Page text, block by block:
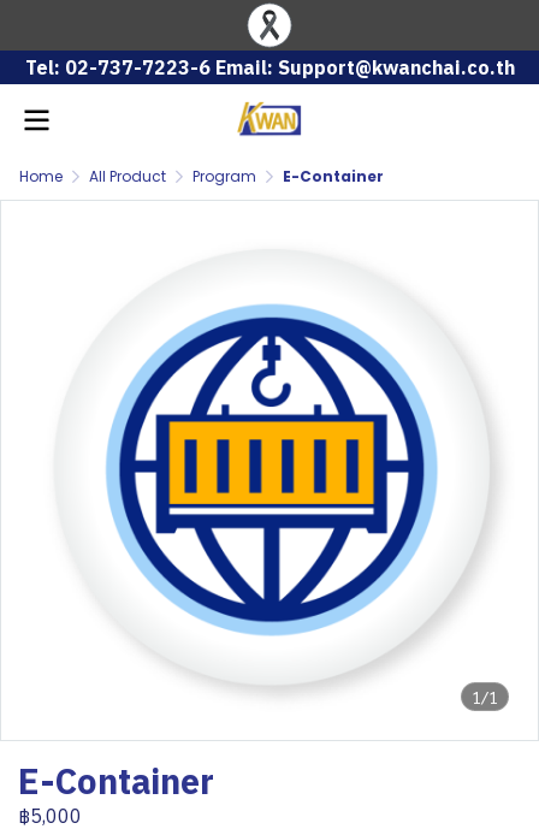
Tel: 02-737-7223-6 Email: Support@kwanchai.co.th
Home All Product Program E-Container
1/1
E-Container
฿5,000